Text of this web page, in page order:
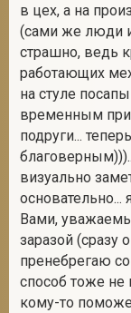
в цех, а на
(сами же люди
страшно, ведь
работающих
на стуле
временным
подруги...
визуально
основательно...
Вами,
заразой (сразу
пренебрегаю
способ тоже не
кому-то